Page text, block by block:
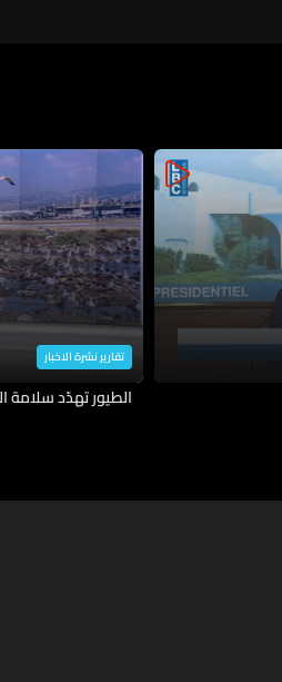
تقارير نشرة الاخبار
الطيور تهدّد سلامة